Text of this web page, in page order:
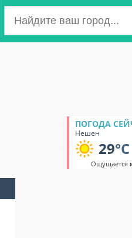
ПОГОДА
Нешен
29°C
Ощущается